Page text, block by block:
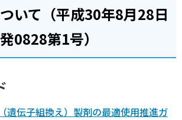
いて（平成30年8月28日
0828第1号）
遺伝子組換え）製剤の最適使用推進ガ